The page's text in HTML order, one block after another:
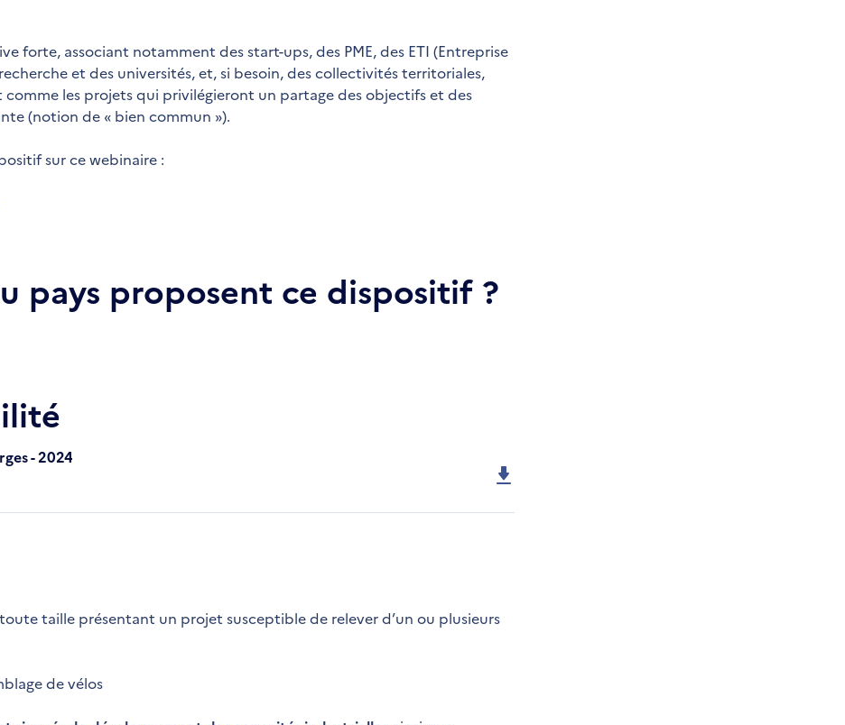
forte, associant notamment des start-ups, des PME, des ETI (Entreprise
et des universités, et, si besoin, des collectivités territoriales,
les projets qui privilégieront un partage des objectifs et des
(notion de « bien commun »).
sur ce webinaire :
pays proposent ce dispositif ?
- 2024
taille présentant un projet susceptible de relever d’un ou plusieurs
de vélos